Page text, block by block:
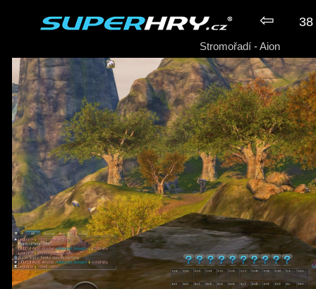
⇦
► Hra Aion
Stromořadí - Aion